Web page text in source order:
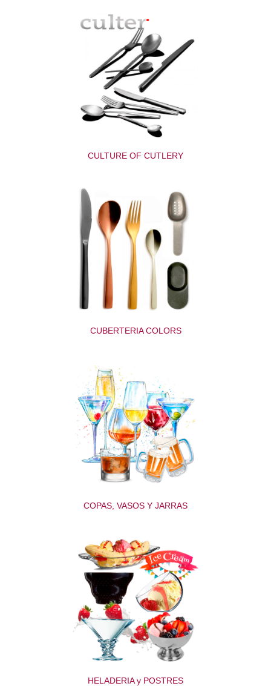
CULTURE OF CUTLERY
CUBERTERIA COLORS
COPAS, VASOS Y JARRAS
HELADERIA y POSTRES